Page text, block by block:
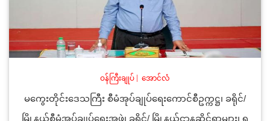
ဝန်ကြီးချုပ် အောင်လံ
မကွေးတိုင်းဒေသကြီး စီမံအုပ်ချုပ်ရေးကောင်စီဥက္ကဋ္ဌ၊ ခရိုင်/
မြို့နယ်စီမံအုပ်ချုပ်ရေးအဖွဲ့၊ ခရိုင်/ မြို့နယ်ဌာနဆိုင်ရာများ၊ ရ